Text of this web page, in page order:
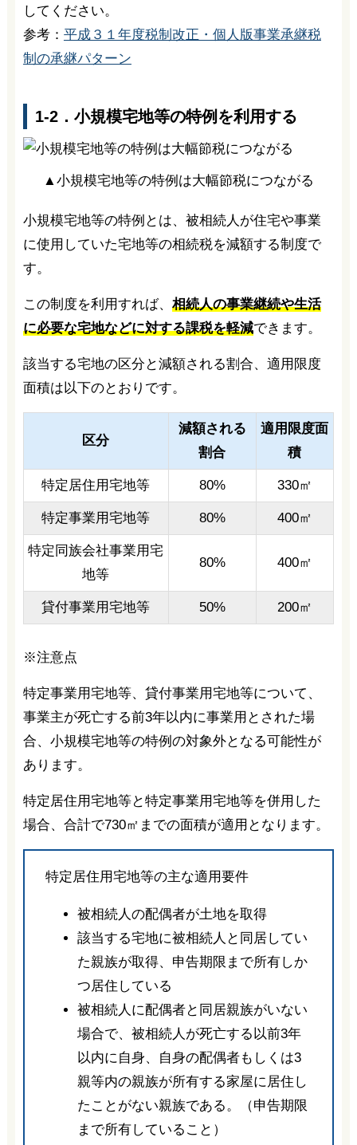
してください。
参考： 平成３１年度税制改正・個人版事業承継税
制の承継パターン
1-2．小規模宅地等の特例を利用する
▲小規模宅地等の特例は大幅節税につながる
小規模宅地等の特例とは、被相続人が住宅や事業
に使用していた宅地等の相続税を減額する制度で
す。
この制度を利用すれば、 相続人の事業継続や生活
に必要な宅地などに対する課税を軽減できます。
該当する宅地の区分と減額される割合、適用限度
面積は以下のとおりです。
区分
減額される
割合
適用限度面
積
特定居住用宅地等 80% 330㎡
特定事業用宅地等 80% 400㎡
特定同族会社事業用宅
地等
80% 400㎡
貸付事業用宅地等 50% 200㎡
※注意点
特定事業用宅地等、貸付事業用宅地等について、
事業主が死亡する前3年以内に事業用とされた場
合、小規模宅地等の特例の対象外となる可能性が
あります。
特定居住用宅地等と特定事業用宅地等を併用した
場合、合計で730㎡までの面積が適用となります。
特定居住用宅地等の主な適用要件
被相続人の配偶者が土地を取得
該当する宅地に被相続人と同居してい
た親族が取得、申告期限まで所有しか
つ居住している
被相続人に配偶者と同居親族がいない
場合で、被相続人が死亡する以前3年
以内に自身、自身の配偶者もしくは3
親等内の親族が所有する家屋に居住し
たことがない親族である。（申告期限
まで所有していること）